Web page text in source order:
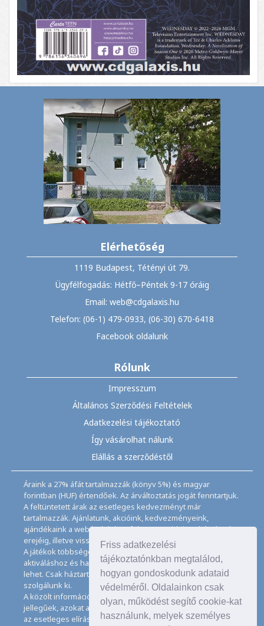
Friss adatkezelési
tájékoztatónkban megtalálod,
hogyan gondoskodunk adataid
védelméről. Oldalainkon csak
olyan, működést segítő cookie-kat
használunk, melyek személyes
Elérhetőség
1119 Budapest, Tétényi út 79.
Ügyfélfogadás: Hétfő–Péntek 9-17 óráig
Email: web@cdgalaxis.hu
Telefon: (06-1) 479-0933, (06-30) 670-6418
Facebook oldalunk
Rólunk
Impresszum
Általános Szerződési Feltételek
Adatkezelési tájékoztató
Így vásárolhat nálunk
Elállás a szerződéstől
Áraink a 27% áfát tartalmazzák (könyv 5%) és magyar
forintban (HUF) értendőek. Az árváltoztatás jogát fenntartjuk.
A feltüntetett árak az esetleges kedvezményt már
tartalmazzák. Ajánlatunk, akcióink, kedvezményeink,
ajándékaink a webáruházban feltüntetett ideig, a készletek
erejéig, illetve visszavonásig érvényesek.
A játékok többségéhez angol nyelvismeret illetve az
aktiváláshoz és használathoz internet kapcsolat szükséges
lehet. Csak háztartásban használatos mennyiségeket
szolgálunk ki.
A közölt információk, adatok, besorolások tájékoztató
jellegűek, azokat a legnagyobb gondossággal kezeljük, de
az esetleges elírásokért felelősséget nem tudunk vállalni.